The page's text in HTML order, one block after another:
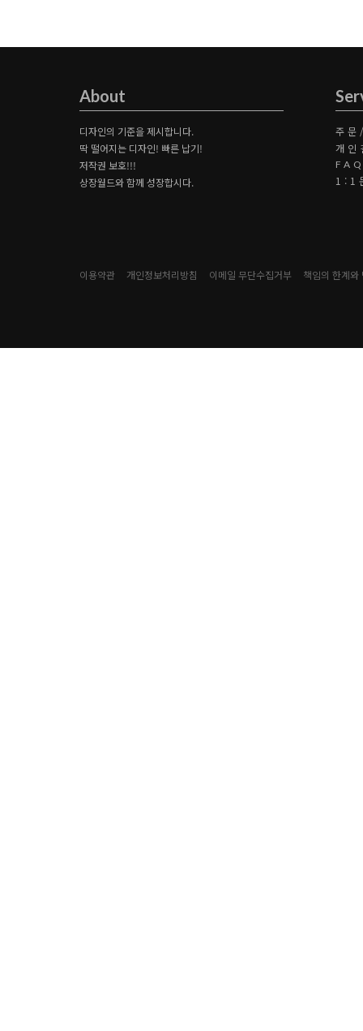
About
디자인의 기준을 제시합니다.
딱 떨어지는 디자인! 빠른 납기!
저작권 보호!!!
상장월드와 함께 성장합시다.
주
개인
1:1
이용약관 개인정보처리방침 이메일 무단수집거부 책임의 한계와